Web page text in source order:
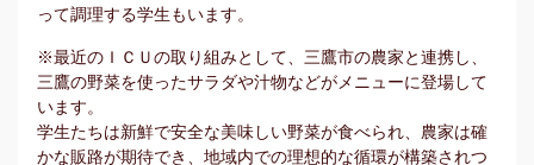
って調理する学生もいます。
※最近のＩＣＵの取り組みとして、三鷹市の農家と連携し、
三鷹の野菜を使ったサラダや汁物などがメニューに登場して
います。
学生たちは新鮮で安全な美味しい野菜が食べられ、農家は確
かな販路が期待でき、地域内での理想的な循環が構築されつ